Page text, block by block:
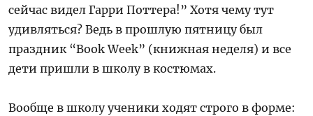
сейчас видел Гарри Поттера!” Хотя чему тут
удивляться? Ведь в прошлую пятницу был
праздник “Book Week” (книжная неделя) и все
дети пришли в школу в костюмах.
Вообще в школу ученики ходят строго в форме: